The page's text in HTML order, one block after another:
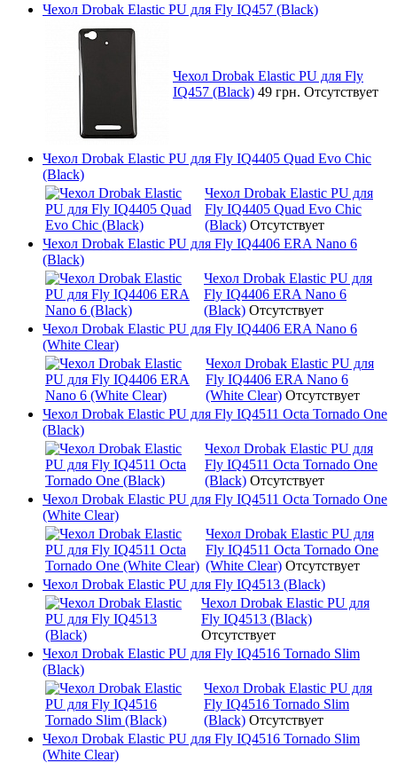
Чехол Drobak Elastic PU для Fly IQ457 (Black)
Чехол Drobak Elastic PU для Fly
IQ457 (Black) 49 грн. Отсутствует
Чехол Drobak Elastic PU для Fly IQ4405 Quad Evo Chic
(Black)
Чехол Drobak Elastic PU для
Fly IQ4405 Quad Evo Chic
(Black) Отсутствует
Чехол Drobak Elastic PU для Fly IQ4406 ERA Nano 6
(Black)
Чехол Drobak Elastic PU для
Fly IQ4406 ERA Nano 6
(Black) Отсутствует
Чехол Drobak Elastic PU для Fly IQ4406 ERA Nano 6
(White Clear)
Чехол Drobak Elastic PU для
Fly IQ4406 ERA Nano 6
(White Clear) Отсутствует
Чехол Drobak Elastic PU для Fly IQ4511 Octa Tornado One
(Black)
Чехол Drobak Elastic PU для
Fly IQ4511 Octa Tornado One
(Black) Отсутствует
Чехол Drobak Elastic PU для Fly IQ4511 Octa Tornado One
(White Clear)
Чехол Drobak Elastic PU для
Fly IQ4511 Octa Tornado One
(White Clear) Отсутствует
Чехол Drobak Elastic PU для Fly IQ4513 (Black)
Чехол Drobak Elastic PU для
Fly IQ4513 (Black)
Отсутствует
Чехол Drobak Elastic PU для Fly IQ4516 Tornado Slim
(Black)
Чехол Drobak Elastic PU для
Fly IQ4516 Tornado Slim
(Black) Отсутствует
Чехол Drobak Elastic PU для Fly IQ4516 Tornado Slim
(White Clear)